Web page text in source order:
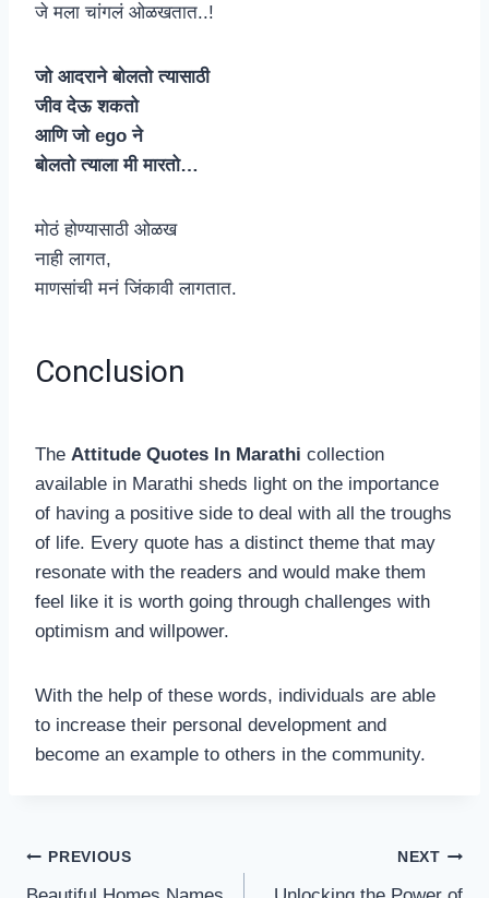
जे मला चांगलं ओळखतात..!
जो आदराने बोलतो त्यासाठी
जीव देऊ शकतो
आणि जो ego ने
बोलतो त्याला मी मारतो…
मोठं होण्यासाठी ओळख
नाही लागत,
माणसांची मनं जिंकावी लागतात.
Conclusion
The Attitude Quotes In Marathi collection
available in Marathi sheds light on the importance
of having a positive side to deal with all the troughs
of life. Every quote has a distinct theme that may
resonate with the readers and would make them
feel like it is worth going through challenges with
optimism and willpower.
With the help of these words, individuals are able
to increase their personal development and
become an example to others in the community.
Post
PREVIOUS NEXT